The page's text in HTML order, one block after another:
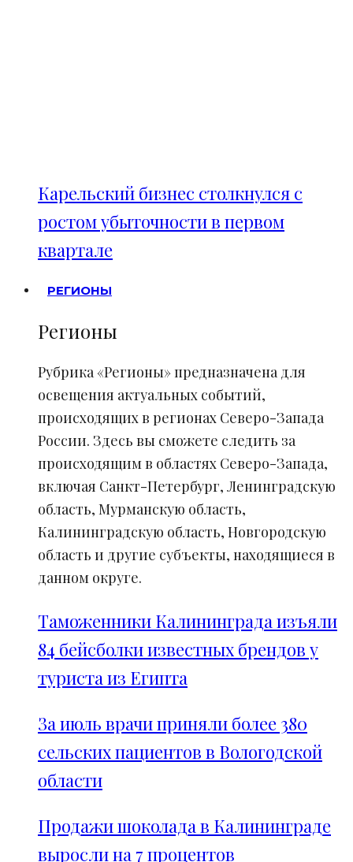
Карельский бизнес столкнулся с
ростом убыточности в первом
квартале
РЕГИОНЫ
Регионы
Рубрика «Регионы» предназначена для
освещения актуальных событий,
происходящих в регионах Северо-Запада
России. Здесь вы сможете следить за
происходящим в областях Северо-Запада,
включая Санкт-Петербург, Ленинградскую
область, Мурманскую область,
Калининградскую область, Новгородскую
область и другие субъекты, находящиеся в
данном округе.
Таможенники Калининграда изъяли
84 бейсболки известных брендов у
туриста из Египта
За июль врачи приняли более 380
сельских пациентов в Вологодской
области
Продажи шоколада в Калининграде
выросли на 7 процентов